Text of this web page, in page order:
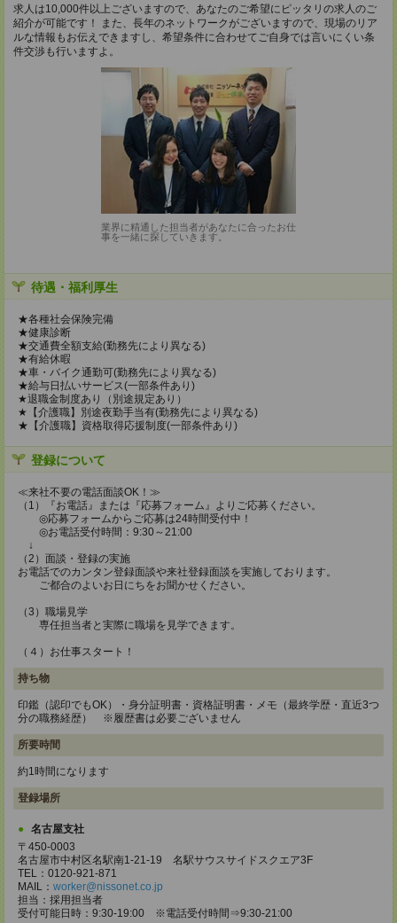
求人は10,000件以上ございますので、あなたのご希望にピッタリの求人のご
紹介が可能です！ また、長年のネットワークがございますので、現場のリア
ルな情報もお伝えできますし、希望条件に合わせてご自身では言いにくい条
件交渉も行いますよ。
業界に精通した担当者があなたに合ったお仕
事を一緒に探していきます。
待遇・福利厚生
★各種社会保険完備
★健康診断
★交通費全額支給(勤務先により異なる)
★有給休暇
★車・バイク通勤可(勤務先により異なる)
★給与日払いサービス(一部条件あり)
★退職金制度あり（別途規定あり）
★【介護職】別途夜勤手当有(勤務先により異なる)
★【介護職】資格取得応援制度(一部条件あり)
登録について
≪来社不要の電話面談OK！≫
（1）『お電話』または『応募フォーム』よりご応募ください。
◎応募フォームからご応募は24時間受付中！
◎お電話受付時間：9:30～21:00
↓
（2）面談・登録の実施
お電話でのカンタン登録面談や来社登録面談を実施しております。
ご都合のよいお日にちをお聞かせください。
（3）職場見学
専任担当者と実際に職場を見学できます。
（４）お仕事スタート！
持ち物
印鑑（認印でもOK）・身分証明書・資格証明書・メモ（最終学歴・直近3つ
分の職務経歴） ※履歴書は必要ございません
所要時間
約1時間になります
登録場所
名古屋支社
〒450-0003
名古屋市中村区名駅南1-21-19 名駅サウスサイドスクエア3F
TEL：0120-921-871
MAIL： worker@nissonet.co.jp
担当：採用担当者
受付可能日時：9:30-19:00 ※電話受付時間⇒9:30-21:00